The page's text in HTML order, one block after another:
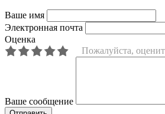
Ваше имя
Электронная почта
Оценка
Пожалуйста,
Ваше сообщение